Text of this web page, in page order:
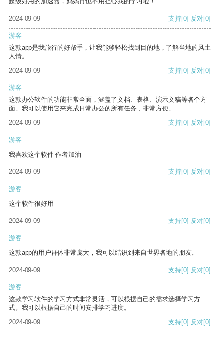
2024-09-09 支持[0] 反对[0]
游客
这款app是我旅行的好帮手，让我能够轻松找到目的地，了解当地的风土
人情。
2024-09-09
支持[0] 反对[0]
游客
这款办公软件的功能非常全面，涵盖了文档、表格、演示文稿等各个方
面。我可以使用它来完成日常办公的所有任务，非常方便。
2024-09-09
支持[0] 反对[0]
游客
我喜欢这个软件 作者加油
2024-09-09 支持[0] 反对[0]
游客
这个软件很好用
2024-09-09 支持[0] 反对[0]
游客
这款app的用户群体非常庞大，我可以结识到来自世界各地的朋友。
2024-09-09 支持[0] 反对[0]
游客
这款学习软件的学习方式非常灵活，可以根据自己的需求选择学习方
式。我可以根据自己的时间安排学习进度。
2024-09-09
支持[0] 反对[0]